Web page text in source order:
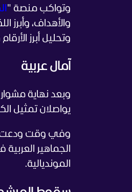
وتواكب منصة "
والأهداف، وأبرز
وتحليل أبرز
آمال عربية
وبعد نهاية
يواصلان تمثيل
وفي وقت ودعت
الجماهير
المونديالية.